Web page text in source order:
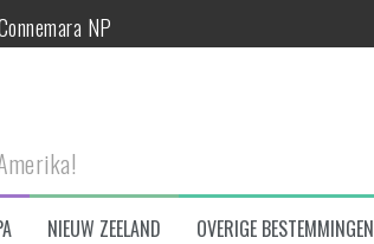
NP
NIEUW ZEELAND OVERIGE BESTEMMINGEN